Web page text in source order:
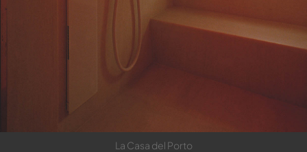
La Casa del Porto